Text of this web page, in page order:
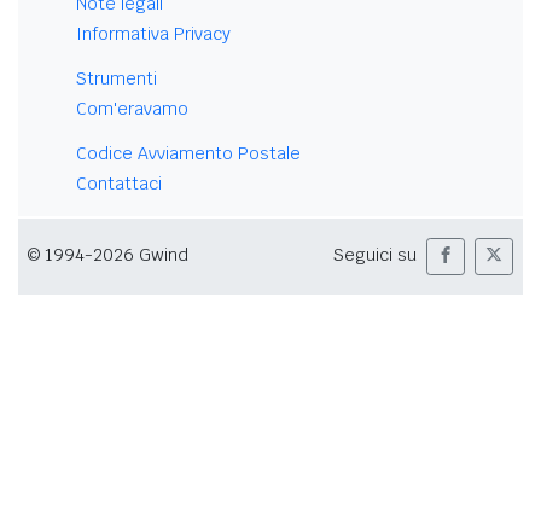
Informativa Privacy
Strumenti
Com'eravamo
Codice Avviamento Postale
Contattaci
© 1994-2026 Gwind Seguici su